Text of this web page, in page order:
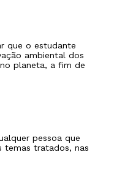
Atual
que o estudante
ambiental dos
planeta, a fim de
pessoa que
temas tratados, nas